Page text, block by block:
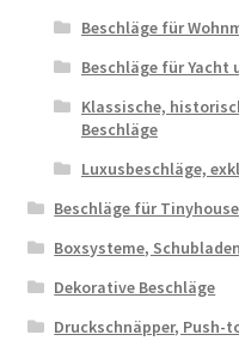
Beschläge für
Beschläge für Yacht
Klassische,
Beschläge
Luxusbeschläge,
Beschläge für
Boxsysteme,
Dekorative Beschläge
Druckschnäpper, Push-